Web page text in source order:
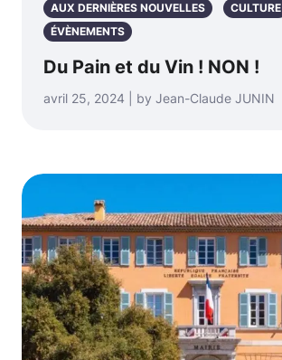
AUX DERNIÈRES NOUVELLES
CULTURE
ÉVÈNEMENTS
Du Pain et du Vin ! NON !
avril 25, 2024 | by Jean-Claude JUNIN